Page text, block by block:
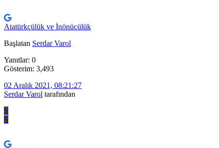
Atatürkçülük ve İnönücülük
Başlatan Serdar Varol
Yanıtlar: 0
Gösterim: 3,493
02 Aralık 2021, 08:21:27
Serdar Varol tarafından
S
S